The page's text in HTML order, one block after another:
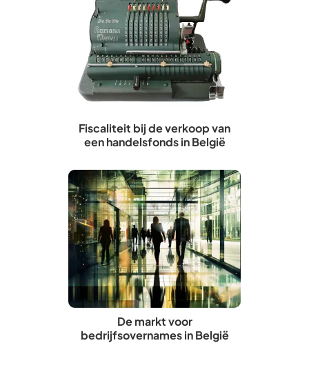
Fiscaliteit bij de verkoop van
een handelsfonds in België
De markt voor
bedrijfsovernames in België